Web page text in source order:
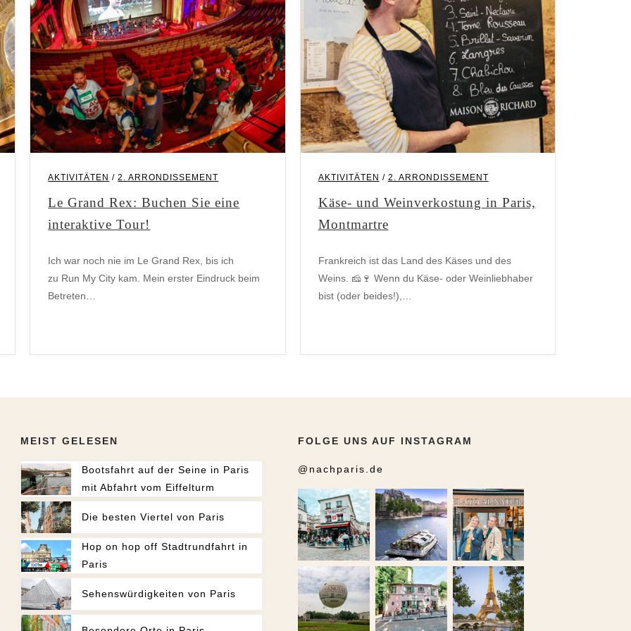
2. Arrondissement
AKTIVITÄTEN / 2. ARRONDISSEMENT
Le Grand Rex: Buchen Sie eine
interaktive Tour!
Ich war noch nie im Le Grand Rex, bis ich
zu Run My City kam. Mein erster Eindruck beim
Betreten…
AKTIVITÄTEN / 2. ARRONDISSEMENT
Käse- und Weinverkostung in Paris,
Montmartre
Frankreich ist das Land des Käses und des
Weins. 🧀🍷 Wenn du Käse- oder Weinliebhaber
bist (oder beides!),…
MEIST GELESEN
Bootsfahrt auf der Seine in Paris
mit Abfahrt vom Eiffelturm
Die besten Viertel von Paris
Hop on hop off Stadtrundfahrt in
Paris
Sehenswürdigkeiten von Paris
FOLGE UNS AUF INSTAGRAM
@nachparis.de